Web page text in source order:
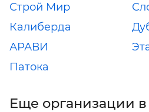
Строй Мир
Калиберда
АРАВИ
Патока
Еще организации